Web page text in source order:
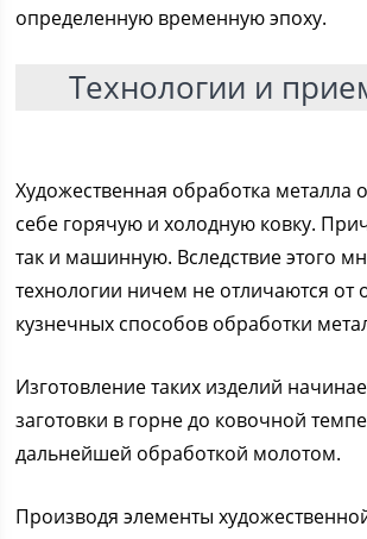
определенную временную эпоху.
Технологии и
Художественная обработка металла
себе горячую и холодную ковку.
так и машинную. Вследствие этого
технологии ничем не отличаются от
кузнечных способов обработки
Изготовление таких изделий
заготовки в горне до ковочной
дальнейшей обработкой молотом.
Производя элементы